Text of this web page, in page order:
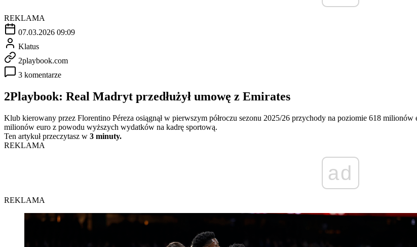
REKLAMA
07.03.2026 09:09
Klatus
2playbook.com
3 komentarze
2Playbook: Real Madryt przedłużył umowę z Emirates
Klub kierowany przez Florentino Péreza osiągnął w pierwszym półroczu sezonu 2025/26 przychody na poziomie 618
milionów euro z powodu wyższych wydatków na kadrę sportową.
Ten artykuł przeczytasz w 3 minuty.
REKLAMA
ad
REKLAMA